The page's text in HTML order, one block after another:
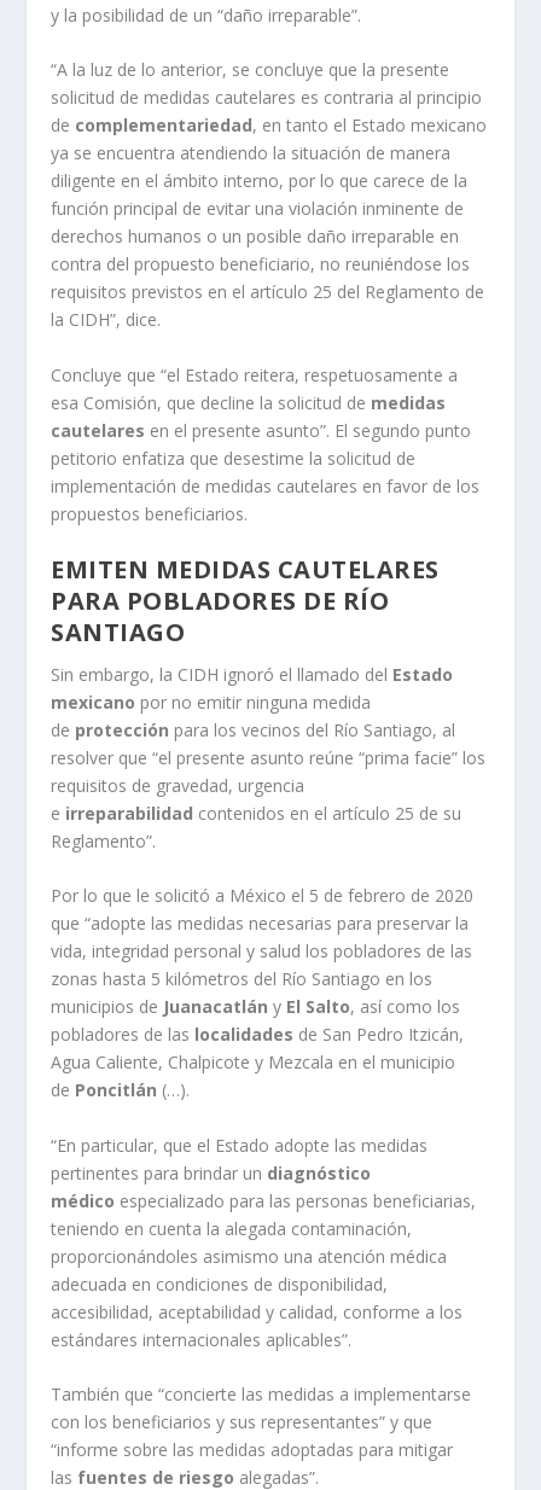
y la posibilidad de un “daño irreparable”.
“A la luz de lo anterior, se concluye que la presente
solicitud de medidas cautelares es contraria al principio
de complementariedad, en tanto el Estado mexicano
ya se encuentra atendiendo la situación de manera
diligente en el ámbito interno, por lo que carece de la
función principal de evitar una violación inminente de
derechos humanos o un posible daño irreparable en
contra del propuesto beneficiario, no reuniéndose los
requisitos previstos en el artículo 25 del Reglamento de
la CIDH”, dice.
Concluye que “el Estado reitera, respetuosamente a
esa Comisión, que decline la solicitud de medidas
cautelares en el presente asunto”. El segundo punto
petitorio enfatiza que desestime la solicitud de
implementación de medidas cautelares en favor de los
propuestos beneficiarios.
EMITEN MEDIDAS CAUTELARES
PARA POBLADORES DE RÍO
SANTIAGO
Sin embargo, la CIDH ignoró el llamado del Estado
mexicano por no emitir ninguna medida
de protección para los vecinos del Río Santiago, al
resolver que “el presente asunto reúne “prima facie” los
requisitos de gravedad, urgencia
e irreparabilidad contenidos en el artículo 25 de su
Reglamento”.
Por lo que le solicitó a México el 5 de febrero de 2020
que “adopte las medidas necesarias para preservar la
vida, integridad personal y salud los pobladores de las
zonas hasta 5 kilómetros del Río Santiago en los
municipios de Juanacatlán y El Salto, así como los
pobladores de las localidades de San Pedro Itzicán,
Agua Caliente, Chalpicote y Mezcala en el municipio
de Poncitlán (…).
“En particular, que el Estado adopte las medidas
pertinentes para brindar un diagnóstico
médico especializado para las personas beneficiarias,
teniendo en cuenta la alegada contaminación,
proporcionándoles asimismo una atención médica
adecuada en condiciones de disponibilidad,
accesibilidad, aceptabilidad y calidad, conforme a los
estándares internacionales aplicables”.
También que “concierte las medidas a implementarse
con los beneficiarios y sus representantes” y que
“informe sobre las medidas adoptadas para mitigar
las fuentes de riesgo alegadas”.